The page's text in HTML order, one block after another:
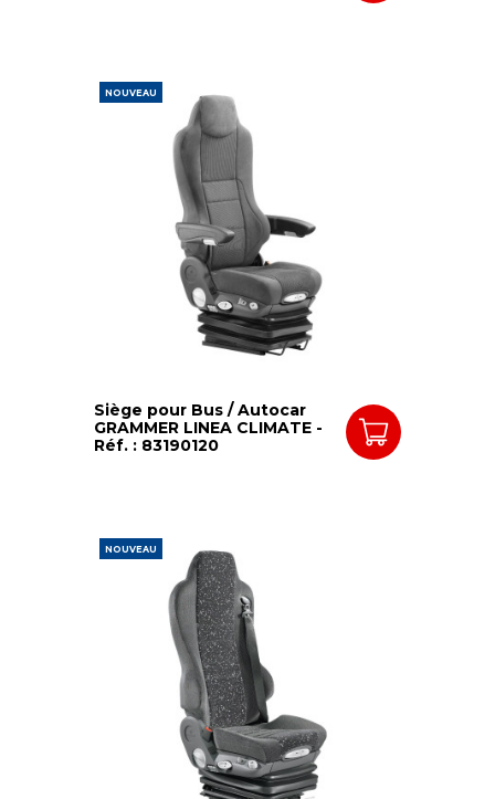
NOUVEAU
Siège pour Bus / Autocar
GRAMMER LINEA CLIMATE -
Réf. : 83190120
NOUVEAU